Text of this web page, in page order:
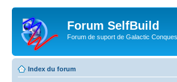
Forum SelfBuild
Forum de suport de Galactic
Index du forum